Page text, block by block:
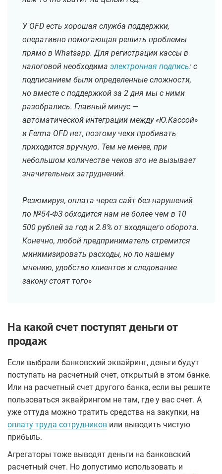
У OFD есть хорошая служба поддержки,
оперативно помогающая решить проблемы
прямо в Whatsapp. Для регистрации кассы в
налоговой необходима электронная подпись: с
подписанием были определенные сложности,
но вместе с поддержкой за 2 дня мы с ними
разобрались. Главный минус —
автоматической интеграции между «Ю.Кассой»
и Ferma OFD нет, поэтому чеки пробивать
приходится вручную. Тем не менее, при
небольшом количестве чеков это не вызывает
значительных затруднений.
Резюмируя, оплата через сайт без нарушений
по №54-ФЗ обходится нам не более чем в 10
500 рублей за год и 2.8% от входящего оборота.
Конечно, любой предприниматель стремится
минимизировать расходы, но по нашему
мнению, удобство клиентов и следование
закону стоят того»
На какой счет поступят деньги от
продаж
Если выбрали банковский эквайринг, деньги будут
поступать на расчетный счет, открытый в этом банке.
Или на расчетный счет другого банка, если вы решите
пользоваться эквайрингом не там, где у вас счет. А
уже оттуда можно тратить средства на закупки, на
оплату труда сотрудников или выводить чистую
прибыль.
Агрегаторы тоже выводят деньги на банковский
расчетный счет. Но допустимо использовать и